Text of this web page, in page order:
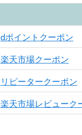
dポイントクーポン
楽天市場クーポン
リピータークーポン
楽天市場レビューク